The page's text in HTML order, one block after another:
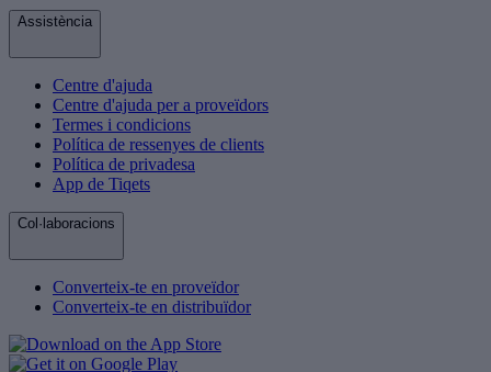
Assistència
Centre d'ajuda
Centre d'ajuda per a proveïdors
Termes i condicions
Política de ressenyes de clients
Política de privadesa
App de Tiqets
Col·laboracions
Converteix-te en proveïdor
Converteix-te en distribuïdor